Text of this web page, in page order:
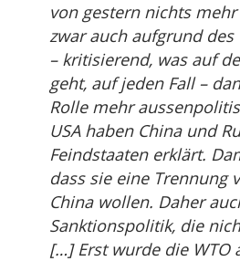
von gestern nichts
zwar auch aufgrund des
– kritisierend, was auf
geht, auf jeden Fall –
Rolle mehr
USA haben China und
Feindstaaten erklärt.
dass sie eine Trennung
China wollen. Daher
Sanktionspolitik, die
[…] Erst wurde die WTO